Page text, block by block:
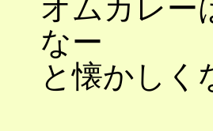
オムカレー
なー
と懐かしく